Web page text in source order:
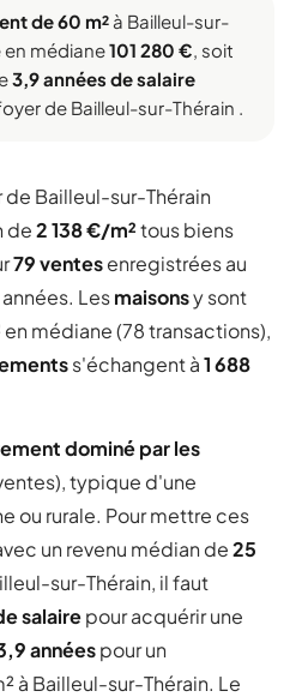
de 60 m² à Bailleul-sur-
médiane101 280 €, soit
3,9 années de salaire
de Bailleul-sur-Thérain .
Bailleul-sur-Thérain
de2 138 €/m²tous biens
79 ventesenregistrées au
Lesmaisonsy sont
en médiane (78 transactions),
s'échangent à1 688
dominé par les
typique d'une
ou rurale. Pour mettre ces
un revenu médian de25
sur-Thérain, il faut
salairepour acquérir une
annéespour un
à Bailleul-sur-Thérain. Le